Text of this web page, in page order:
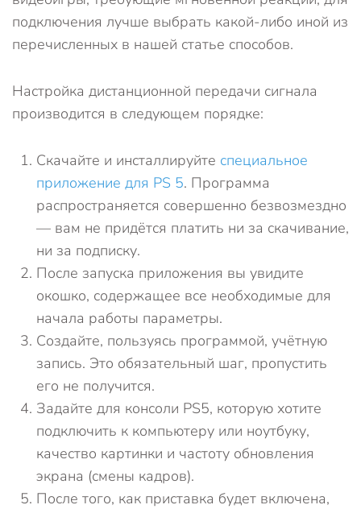
подключения лучше выбрать какой-либо иной из
перечисленных в нашей статье способов.
Настройка дистанционной передачи сигнала
производится в следующем порядке:
Скачайте и инсталлируйте специальное
приложение для PS 5. Программа
распространяется совершенно безвозмездно
— вам не придётся платить ни за скачивание,
ни за подписку.
После запуска приложения вы увидите
окошко, содержащее все необходимые для
начала работы параметры.
Создайте, пользуясь программой, учётную
запись. Это обязательный шаг, пропустить
его не получится.
Задайте для консоли PS5, которую хотите
подключить к компьютеру или ноутбуку,
качество картинки и частоту обновления
экрана (смены кадров).
После того, как приставка будет включена,